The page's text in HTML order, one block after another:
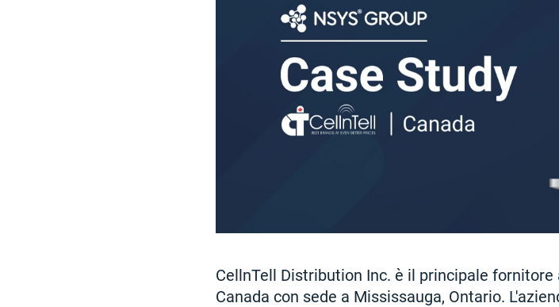
CellnTell Distribution Inc. è il principale
Canada con sede a Mississauga, Ontario.